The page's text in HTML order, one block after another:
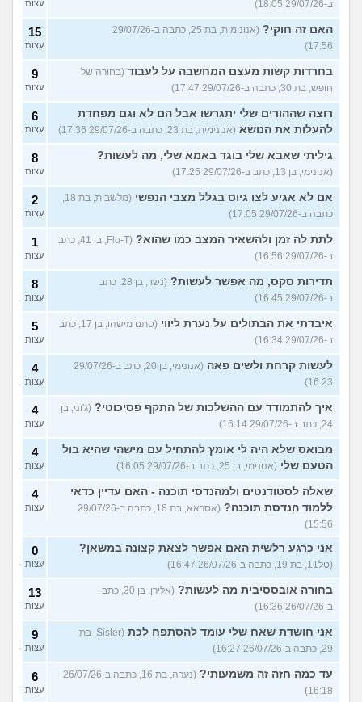
ב-29/07/26 18:05) עצות
האם זה חוקי?
(אנונימית, בת 25, כתבה ב-29/07/26
17:56)
15
עצות
בחרדות קשות מעצם המחשבה על לעבוד (בחורה של
חופש, בת 30, כתבה ב-29/07/26 17:47)
9
עצות
רוצה שההורים שלי יתגרשו אבל הם לא וגם מפחדת
להעלות את הנושא (אנונימית, בת 23, כתבה ב-29/07/26 17:36)
6
עצות
גיליתי שאבא שלי בוגד באמא שלי, מה לעשות?
(אנונימי, בן 13, כתב ב-29/07/26 17:25)
8
עצות
אם לא אגיע לצו גיוס בגלל מצבי הנפשי
(מלשבית, בת 18,
כתבה ב-29/07/26 17:05)
2
עצות
לתת לה זמן ולהשאיר המצב כמו שהוא?
(Flo-T, בן 41, כתב
ב-29/07/26 16:56)
1
עצות
תדירות סקס, מה אפשר לעשות?
(נשוי, בן 28, כתב
ב-29/07/26 16:45)
8
עצות
איבדתי את הבתולים על נערת ליווי
(סתם מישהו, בן 17, כתב
ב-29/07/26 16:34)
5
עצות
לעשות קרחת ולשים פאה
(אנונימי, בן 20, כתב ב-29/07/26
16:23)
4
עצות
איך להתמודד עם ההשלכות של התקף פסיכוטי? (ג'וני, בן
24, כתב ב-29/07/26 16:14)
4
עצות
מבואס שלא היה לי אומץ להתחיל עם מישהי שהיא בול
הטעם שלי (אנונימי, בן 25, כתב ב-29/07/26 16:05)
4
עצות
שאלה לסטודנטים ולמהנדסי תוכנה - האם עדיין כדאי
ללמוד הנדסת תוכנה?
(אסראא, בת 18, כתבה ב-29/07/26
15:56)
4
עצות
אני כרגע רלשית האם אפשר לצאת קצונה במשאן?
(טל11, בת 19, כתבה ב-26/07/26 16:47)
0
עצות
בחורה אובססיבית מה לעשות?
(אלירן, בן 30, כתב
ב-26/07/26 16:36)
13
עצות
אני חושדת שאח שלי עומד להסתפח לכת
(Sister, בת
29, כתבה ב-26/07/26 16:27)
9
עצות
עד כמה חזה זה משמעותי?
(נערה, בת 16, כתבה ב-26/07/26
16:18)
6
עצות